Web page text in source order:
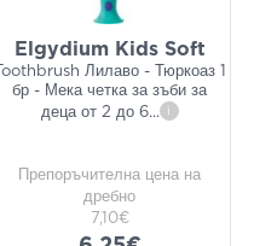
Elgydium Kids Soft
Toothbrush Лилаво - Тюркоаз 1
бр - Мека четка за зъби за
деца от 2 до 6... i
Препоръчителна цена на
дребно
7,10€